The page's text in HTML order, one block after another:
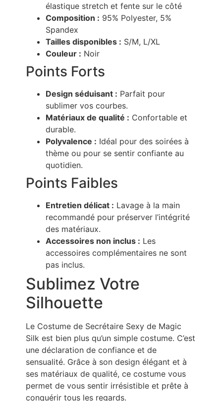
élastique stretch et fente sur le côté
Composition : 95% Polyester, 5%
Spandex
Tailles disponibles : S/M, L/XL
Couleur : Noir
Points Forts
Design séduisant : Parfait pour
sublimer vos courbes.
Matériaux de qualité : Confortable et
durable.
Polyvalence : Idéal pour des soirées à
thème ou pour se sentir confiante au
quotidien.
Points Faibles
Entretien délicat : Lavage à la main
recommandé pour préserver l’intégrité
des matériaux.
Accessoires non inclus : Les
accessoires complémentaires ne sont
pas inclus.
Sublimez Votre
Silhouette
Le Costume de Secrétaire Sexy de Magic
Silk est bien plus qu’un simple costume. C’est
une déclaration de confiance et de
sensualité. Grâce à son design élégant et à
ses matériaux de qualité, ce costume vous
permet de vous sentir irrésistible et prête à
conquérir tous les regards.